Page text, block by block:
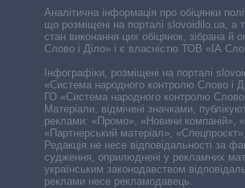
Аналітична інформація про обіцянки
що розміщені на порталі slovoidilo.ua, а
стан виконання цих обіцянок, зібрана й
Слово і Діло» і є власністю ТОВ «ІА
Інфографіки, розміщені на порталі
«Система народного контролю Слово і
ГО «Система народного контролю Слово
Матеріали, відмічені значками,
реклами: «Промо», «Новини компаній»,
«Партнерський матеріал»,
Редакція не несе відповідальності за
судження, оприлюднені у рекламних
українським законодавством
реклами несе рекламодавець.